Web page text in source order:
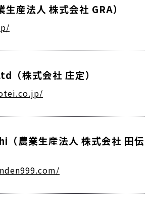
産法人 株式会社 GRA）
（株式会社 庄定）
（農業生産法人 株式会社 田伝